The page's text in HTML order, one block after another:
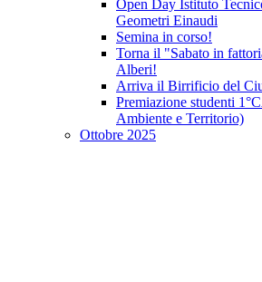
Open Day Istituto
Geometri Einaudi
Semina in corso!
Torna il "Sabato in
Alberi!
Arriva il Birrificio del
Premiazione studenti
Ambiente e Territorio)
Ottobre 2025